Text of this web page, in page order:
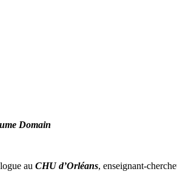
Domain
au CHU d’Orléans, enseignant-